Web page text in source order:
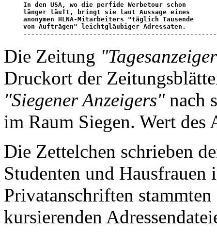
In den USA, wo die perfide Werbetour schon
länger läuft, bringt sie laut Aussage eines
anonymen HLNA-Mitarbeiters "täglich Tausende
von Aufträgen" leichtgläubiger Adressaten.
Die Zeitung
Druckort der
"Siegener Anzeigers"nach
im Raum Siegen. Wert
Die Zettelchen schrieben
Studenten und
Privatanschriften
kursierenden